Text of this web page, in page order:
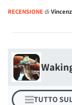
RECENSIONEdi
TUTTO